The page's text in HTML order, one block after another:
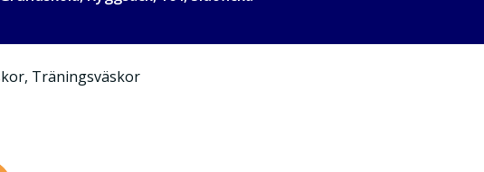
, Träningsväskor